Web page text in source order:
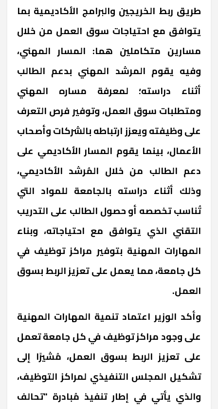
طريق ربط الخريجين والبرامج الأكاديمية بما
يتوافق مع احتياجات سوق العمل من خلال
مسارين متكاملين هما: المسار المهني،
وفيه يقوم المرشد المهني بدعم الطالب
أثناء دراسته؛ لمعرفة مساره المهني
ومتطلبات سوق العمل، وتوفير فرص التعرف
على وظيفته ويعزز ارتباطه بالشركات وأصحاب
الأعمال، بينما يقوم المسار الأكاديمي على
دعم الطالب من خلال المُرشد الأكاديمي،
وذلك أثناء دراسته بالجامعة للمواد التي
تُناسب تخصصه أو حصول الطالب على التدريب
التقني الذي يتوافق مع احتياجاته، وبناء
المهارات المهنية بتوفير مراكز توظيف في
كل جامعة، مما يعمل على تعزيز الربط بسوق
العمل.
وأكد الوزير اعتماد تنمية المهارات المهنية
على وجود مراكز توظيف في كل جامعة تعمل
على تعزيز الربط بسوق العمل، مُشيرًا إلى
تشكيل المجلس التنفيذي لمراكز التوظيف،
والذي يأتي في إطار تنفيذ مُبادرة "تحالف